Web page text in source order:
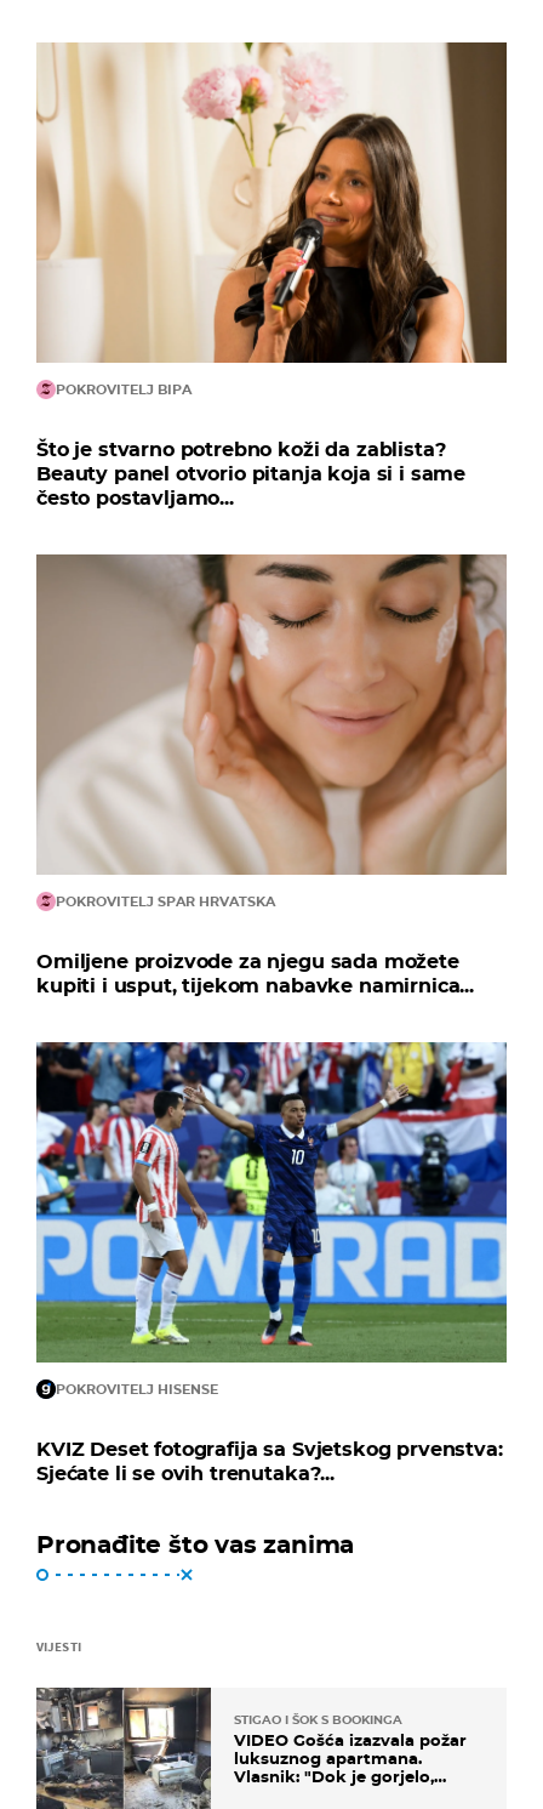
POKROVITELJ BIPA
Što je stvarno potrebno koži da zablista?
Beauty panel otvorio pitanja koja si i same
često postavljamo...
POKROVITELJ SPAR HRVATSKA
Omiljene proizvode za njegu sada možete
kupiti i usput, tijekom nabavke namirnica...
POKROVITELJ HISENSE
KVIZ Deset fotografija sa Svjetskog prvenstva:
Sjećate li se ovih trenutaka?...
Pronađite što vas zanima
VIJESTI
STIGAO I ŠOK S BOOKINGA
VIDEO Gošća izazvala požar
luksuznog apartmana.
Vlasnik: "Dok je gorjelo,